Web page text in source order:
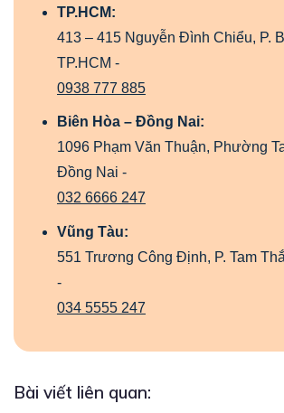
TP.HCM:
413 – 415 Nguyễn Đình Chiểu, P.
TP.HCM -
0938 777 885
Biên Hòa – Đồng Nai:
1096 Phạm Văn Thuận, Phường
Đồng Nai -
032 6666 247
Vũng Tàu:
551 Trương Công Định, P. Tam
-
034 5555 247
Bài viết liên quan: